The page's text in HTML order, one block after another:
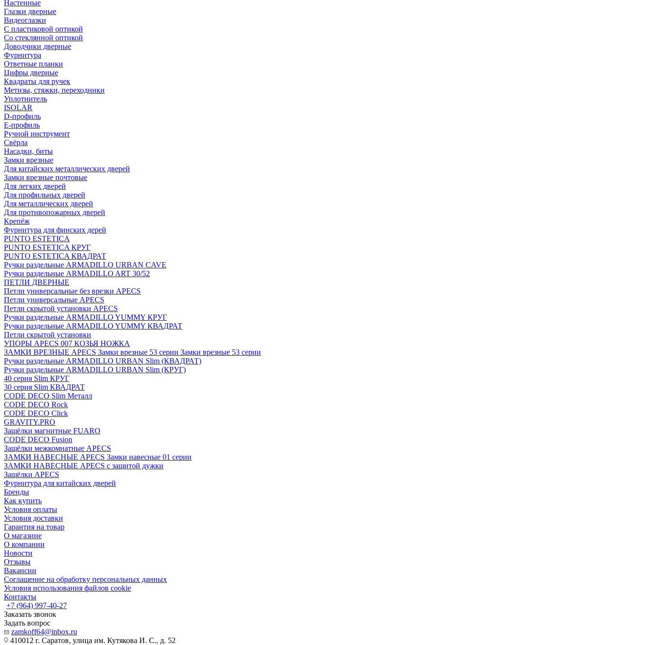
Настенные
Глазки дверные
Видеоглазки
С пластиковой оптикой
Со стеклянной оптикой
Доводчики дверные
Фурнитура
Ответные планки
Цифры дверные
Квадраты для ручек
Метизы, стяжки, переходники
Уплотнитель
ISOLAR
D-профиль
Е-профиль
Ручной инструмент
Свёрла
Насадки, биты
Замки врезные
Для китайских металлических дверей
Замки врезные почтовые
Для легких дверей
Для профильных дверей
Для металлических дверей
Для противопожарных дверей
Крепёж
Фурнитура для финских дерей
PUNTO ESTETICA
PUNTO ESTETICA КРУГ
PUNTO ESTETICA КВАДРАТ
Ручки раздельные ARMADILLO URBAN CAVE
Ручки раздельные ARMADILLO ART 30/52
ПЕТЛИ ДВЕРНЫЕ
Петли универсальные без врезки APECS
Петли универсальные APECS
Петли скрытой установки APECS
Ручки раздельные ARMADILLO YUMMY КРУГ
Ручки раздельные ARMADILLO YUMMY КВАДРАТ
Петли скрытой установки
УПОРЫ APECS 007 КОЗЬЯ НОЖКА
ЗАМКИ ВРЕЗНЫЕ APECS Замки врезные 53 серии Замки врезные 53 серии
Ручки раздельные ARMADILLO URBAN Slim (КВАДРАТ)
Ручки раздельные ARMADILLO URBAN Slim (КРУГ)
40 серия Slim КРУГ
30 серия Slim КВАДРАТ
CODE DECO Slim Металл
CODE DECO Rock
CODE DECO Click
GRAVITY.PRO
Защёлки магнитные FUARO
CODE DECO Fusion
Защёлки межкомнатные APECS
ЗАМКИ НАВЕСНЫЕ APECS Замки навесные 01 серии
ЗАМКИ НАВЕСНЫЕ APECS с защитой дужки
Защёлки APECS
Фурнитура для китайских дверей
Бренды
Как купить
Условия оплаты
Условия доставки
Гарантия на товар
О магазине
О компании
Новости
Отзывы
Вакансии
Соглашение на обработку персональных данных
Условия использования файлов cookie
Контакты
+7 (964) 997-40-27
Заказать звонок
Задать вопрос
zamkoff64@inbox.ru
410012 г. Саратов, улица им. Кутякова И. С., д. 52